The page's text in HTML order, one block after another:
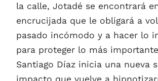
la calle, Jotadé se encontrará
encrucijada que le obligará a
pasado incómodo y a hacer lo
para proteger lo más
Santiago Díaz inicia una nueva
impacto que vuelve a